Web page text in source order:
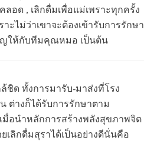
อด , เลิกดื่มเพื่อแม่เพราะทุกครั้ง
ไม่ว่าเขาจะต้องเข้ารับการรักษา
ญให้กับทีมคุณหมอ เป็นต้น
ชิด ทั้งการมารับ-มาส่งที่โรง
ต่างก็ได้รับการรักษาตาม
มื่อนำหลักการสร้างพลังสุขภาพจิต
เลิกดื่มสุราได้เป็นอย่างดีนั่นคือ